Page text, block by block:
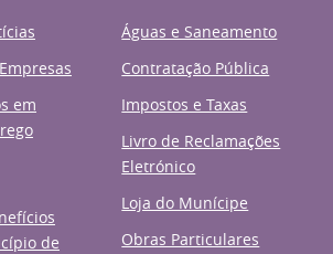
em
de
Águas e Saneamento
Contratação Pública
Impostos e Taxas
Livro de Reclamações
Eletrónico
Loja do Munícipe
Obras Particulares